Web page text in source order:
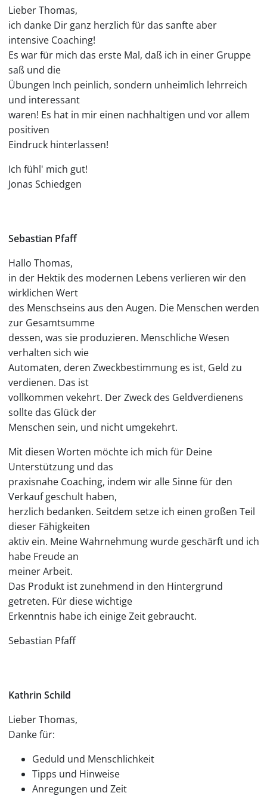
Lieber Thomas,
ich danke Dir ganz herzlich für das sanfte aber
intensive Coaching!
Es war für mich das erste Mal, daß ich in einer Gruppe
saß und die
Übungen Inch peinlich, sondern unheimlich lehrreich
und interessant
waren! Es hat in mir einen nachhaltigen und vor allem
positiven
Eindruck hinterlassen!
Ich fühl' mich gut!
Jonas Schiedgen
Sebastian Pfaff
Hallo Thomas,
in der Hektik des modernen Lebens verlieren wir den
wirklichen Wert
des Menschseins aus den Augen. Die Menschen werden
zur Gesamtsumme
dessen, was sie produzieren. Menschliche Wesen
verhalten sich wie
Automaten, deren Zweckbestimmung es ist, Geld zu
verdienen. Das ist
vollkommen vekehrt. Der Zweck des Geldverdienens
sollte das Glück der
Menschen sein, und nicht umgekehrt.
Mit diesen Worten möchte ich mich für Deine
Unterstützung und das
praxisnahe Coaching, indem wir alle Sinne für den
Verkauf geschult haben,
herzlich bedanken. Seitdem setze ich einen großen Teil
dieser Fähigkeiten
aktiv ein. Meine Wahrnehmung wurde geschärft und ich
habe Freude an
meiner Arbeit.
Das Produkt ist zunehmend in den Hintergrund
getreten. Für diese wichtige
Erkenntnis habe ich einige Zeit gebraucht.
Sebastian Pfaff
Kathrin Schild
Lieber Thomas,
Danke für:
Geduld und Menschlichkeit
Tipps und Hinweise
Anregungen und Zeit